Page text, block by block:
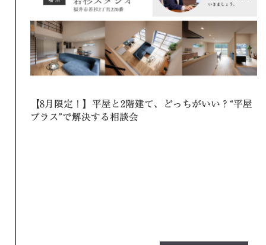
【8月限定！】平屋と2階建て、どっちがいい？“平屋
プラス”で解決する相談会